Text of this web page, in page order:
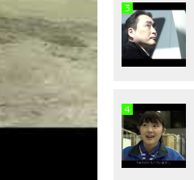
3
4